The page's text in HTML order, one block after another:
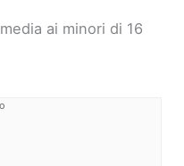
ai minori di 16